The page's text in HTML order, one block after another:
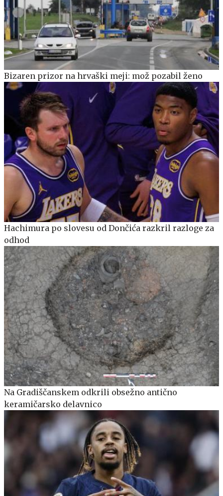
Bizaren prizor na hrvaški meji: mož pozabil ženo
Hachimura po slovesu od Dončića razkril razloge za
odhod
Na Gradiščanskem odkrili obsežno antično
keramičarsko delavnico